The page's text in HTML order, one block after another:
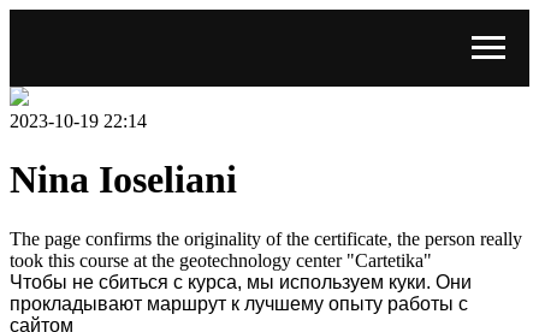
2023-10-19 22:14
Nina Ioseliani
The page confirms the originality of the certificate, the person really
took this course at the geotechnology center "Cartetika"
Чтобы не сбиться с курса, мы используем куки. Они
прокладывают маршрут к лучшему опыту работы с
сайтом